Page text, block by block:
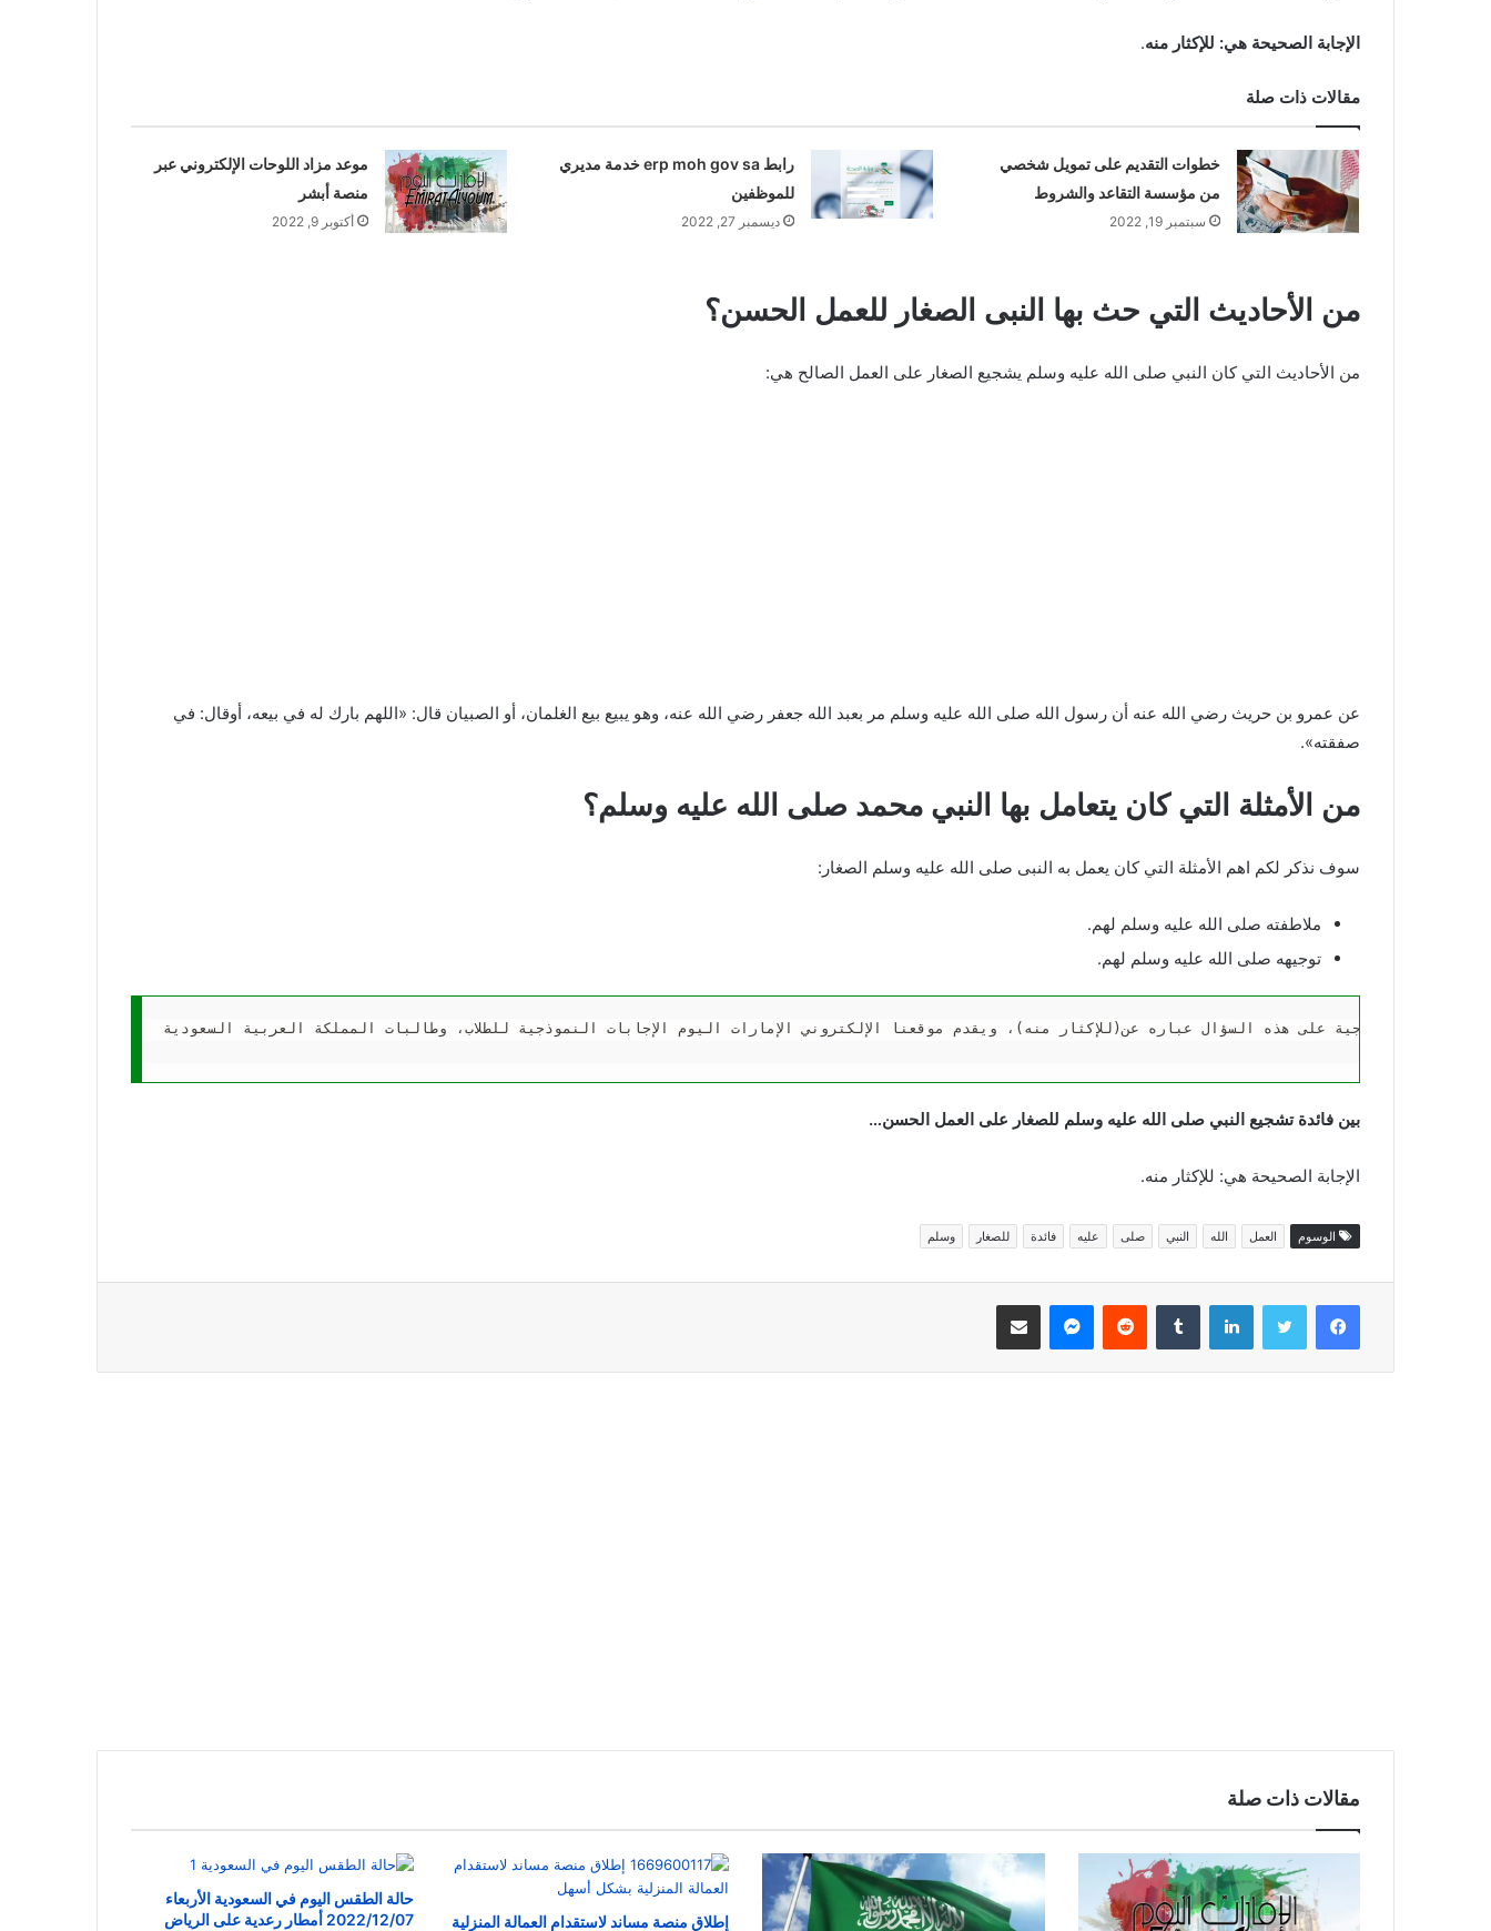
الإجابة الصحيحة هي: للإكثار منه.
مقالات ذات صلة
خطوات التقديم على تمويل شخصي
من مؤسسة التقاعد والشروط
سبتمبر 19, 2022
رابط erp moh gov sa خدمة مديري
للموظفين
ديسمبر 27, 2022
موعد مزاد اللوحات الإلكتروني عبر
منصة أبشر
أكتوبر 9, 2022
من الأحاديث التي حث بها النبى الصغار للعمل الحسن؟
من الأحاديث التي كان النبي صلى الله عليه وسلم يشجيع الصغار على العمل الصالح هي:
عن عمرو بن حريث رضي الله عنه أن رسول الله صلى الله عليه وسلم مر بعبد الله جعفر رضي الله عنه، وهو يبيع بيع الغلمان، أو الصبيان قال: «اللهم بارك له في بيعه، أوقال: في
صفقته».
من الأمثلة التي كان يتعامل بها النبي محمد صلى الله عليه وسلم؟
سوف نذكر لكم اهم الأمثلة التي كان يعمل به النبى صلى الله عليه وسلم الصغار:
ملاطفته صلى الله عليه وسلم لهم.
توجيهه صلى الله عليه وسلم لهم.
على هذه السؤال عباره عن(للإكثار منه)، ويقدم موقعنا الإلكتروني الإمارات اليوم الإجابات النموذجية للطلاب، وطالبات المملكة العربية السعودية.
بين فائدة تشجيع النبي صلى الله عليه وسلم للصغار على العمل الحسن…
الإجابة الصحيحة هي: للإكثار منه.
الوسوم العمل الله النبي صلى عليه فائدة للصغار وسلم
فيسبوك تويتر لينكدإن ماسنجر مشاركة عبر البريد
مقالات ذات صلة
إطلاق منصة مساند لاستقدام العمالة المنزلية
حالة الطقس اليوم في السعودية الأربعاء
2022/12/07 أمطار رعدية على الرياض